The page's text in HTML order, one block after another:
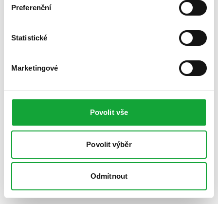
Preferenční
Statistické
Marketingové
Povolit vše
Povolit výběr
Odmítnout